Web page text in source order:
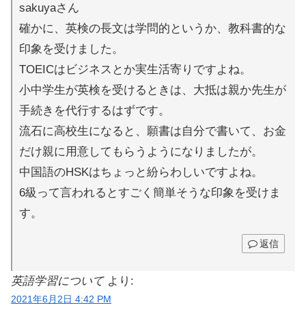
sakuyaさん
確かに、英検の長文は学問的というか、教科書的な
印象を受けました。
TOEICはビジネスとか実生活寄りですよね。
小中学生が英検を受けるときは、大抵は親か先生が
手続きを代行するはずです。
流石に高校生になると、願書は自分で書いて、お金
だけ親に用意してもらうようになりましたが。
中国語のHSKはちょっと紛らわしいですよね。
6級って言われるとすごく簡単そうな印象を受けま
す。
返信
英語学習について より:
2021年6月2日 4:42 PM